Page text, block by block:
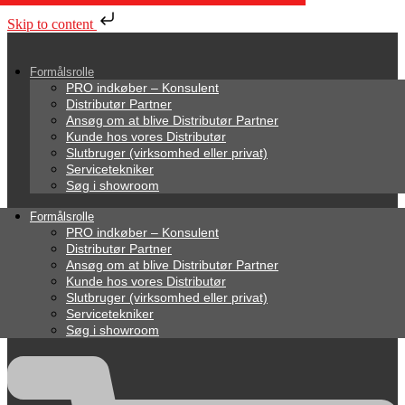
Skip to content
Formålsrolle
PRO indkøber – Konsulent
Distributør Partner
Ansøg om at blive Distributør Partner
Kunde hos vores Distributør
Slutbruger (virksomhed eller privat)
Servicetekniker
Søg i showroom
Formålsrolle
PRO indkøber – Konsulent
Distributør Partner
Ansøg om at blive Distributør Partner
Kunde hos vores Distributør
Slutbruger (virksomhed eller privat)
Servicetekniker
Søg i showroom